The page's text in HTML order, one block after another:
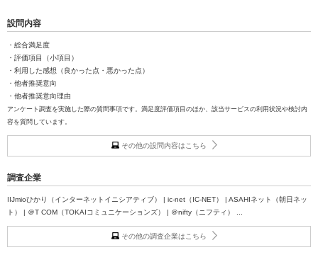
設問内容
・総合満足度
・評価項目（小項目）
・利用した感想（良かった点・悪かった点）
・他者推奨意向
・他者推奨意向理由
アンケート調査を実施した際の質問事項です。満足度評価項目のほか、該当サービスの利用状況や検討内
容を質問しています。
その他の設問内容はこちら
調査企業
IIJmioひかり（インターネットイニシアティブ） | ic-net（IC-NET） | ASAHIネット（朝日ネッ
ト） | ＠T COM（TOKAIコミュニケーションズ） | ＠nifty（ニフティ） ...
その他の調査企業はこちら